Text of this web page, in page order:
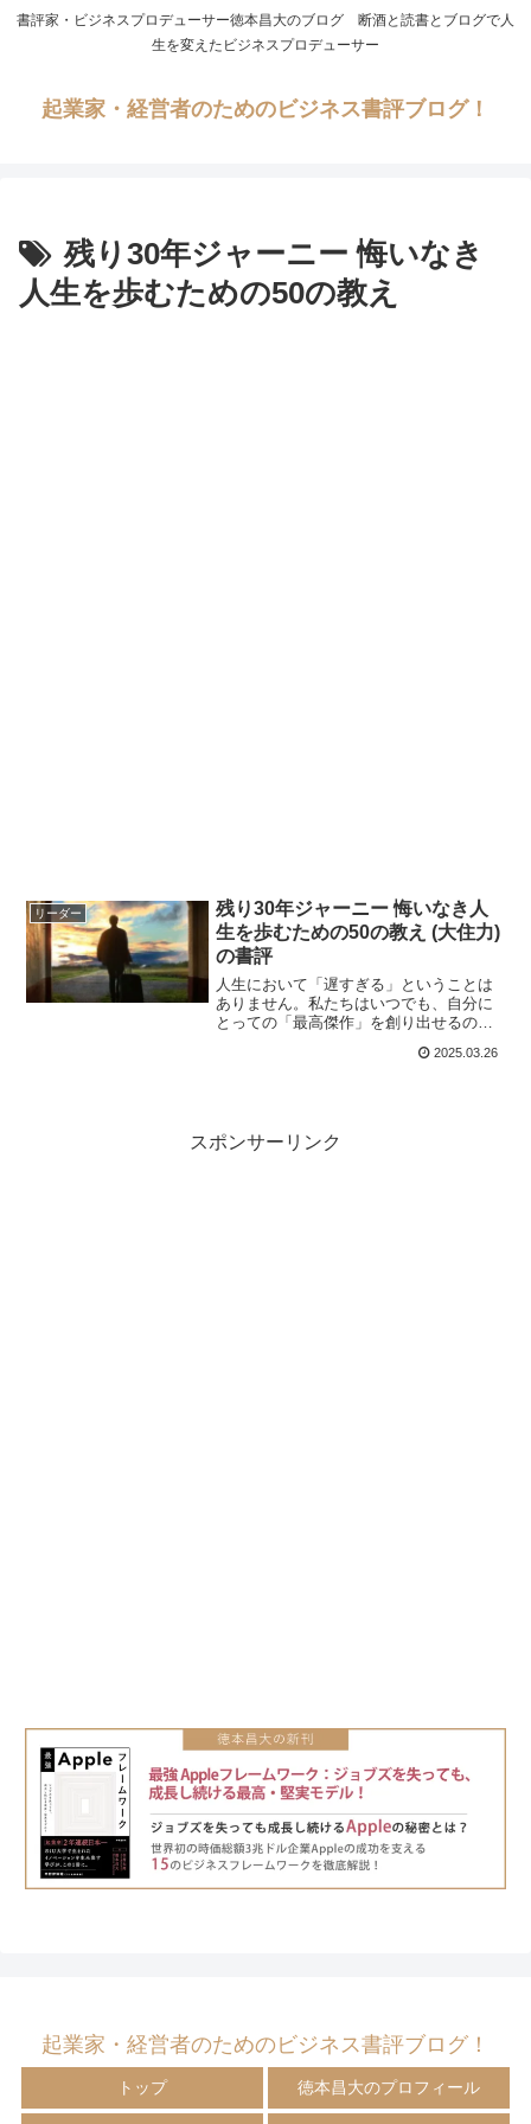
書評家・ビジネスプロデューサー徳本昌大のブログ 断酒と読書とブログで人
生を変えたビジネスプロデューサー
起業家・経営者のためのビジネス書評ブログ！
残り30年ジャーニー 悔いなき
人生を歩むための50の教え
リーダー
残り30年ジャーニー 悔いなき人
生を歩むための50の教え (大住力)
の書評
人生において「遅すぎる」ということは
ありません。私たちはいつでも、自分に
とっての「最高傑作」を創り出せるので
「後悔しない人生」を歩むこと。そのた
とが重要です。人生の最期を幸せに迎え
るために、日々を情熱的に生きよう――
2025.03.26
スポンサーリンク
起業家・経営者のためのビジネス書評ブログ！
トップ 徳本昌大のプロフィール